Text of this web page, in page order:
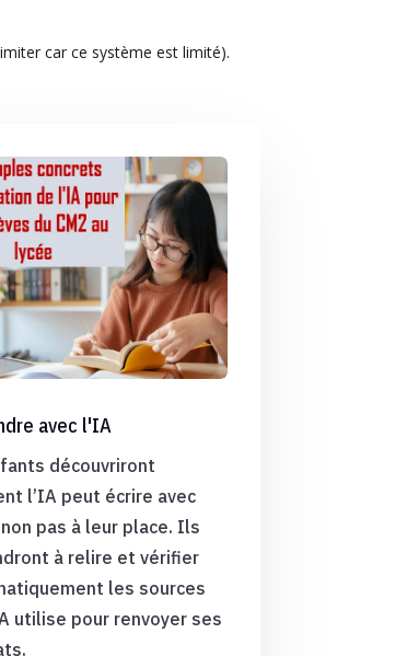
car ce système est limité).
avec l'IA
découvriront
l’IA peut écrire avec
pas à leur place. Ils
à relire et vérifier
les sources
utilise pour renvoyer ses